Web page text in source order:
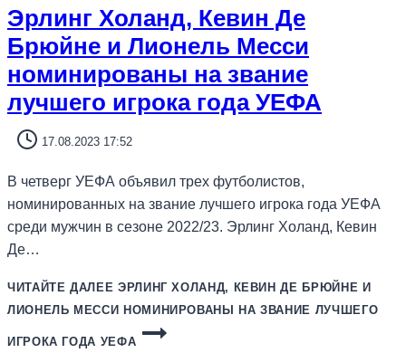
Эрлинг Холанд, Кевин Де
Брюйне и Лионель Месси
номинированы на звание
лучшего игрока года УЕФА
17.08.2023 17:52
В четверг УЕФА объявил трех футболистов,
номинированных на звание лучшего игрока года УЕФА
среди мужчин в сезоне 2022/23. Эрлинг Холанд, Кевин
Де…
ЧИТАЙТЕ ДАЛЕЕ ЭРЛИНГ ХОЛАНД, КЕВИН ДЕ БРЮЙНЕ И
ЛИОНЕЛЬ МЕССИ НОМИНИРОВАНЫ НА ЗВАНИЕ ЛУЧШЕГО
ИГРОКА ГОДА УЕФА